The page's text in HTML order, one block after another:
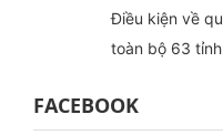
Điều kiện về
toàn bộ 63
FACEBOOK